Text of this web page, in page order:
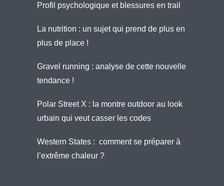
Profil psychologique et blessures en trail
La nutrition : un sujet qui prend de plus en
plus de place !
Gravel running : analyse de cette nouvelle
tendance !
Polar Street X : la montre outdoor au look
urbain qui veut casser les codes
Western States : comment se préparer à
l’extrême chaleur ?